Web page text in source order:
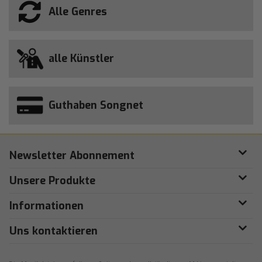
Alle Genres
alle Künstler
Guthaben Songnet
Newsletter Abonnement
Unsere Produkte
Informationen
Uns kontaktieren